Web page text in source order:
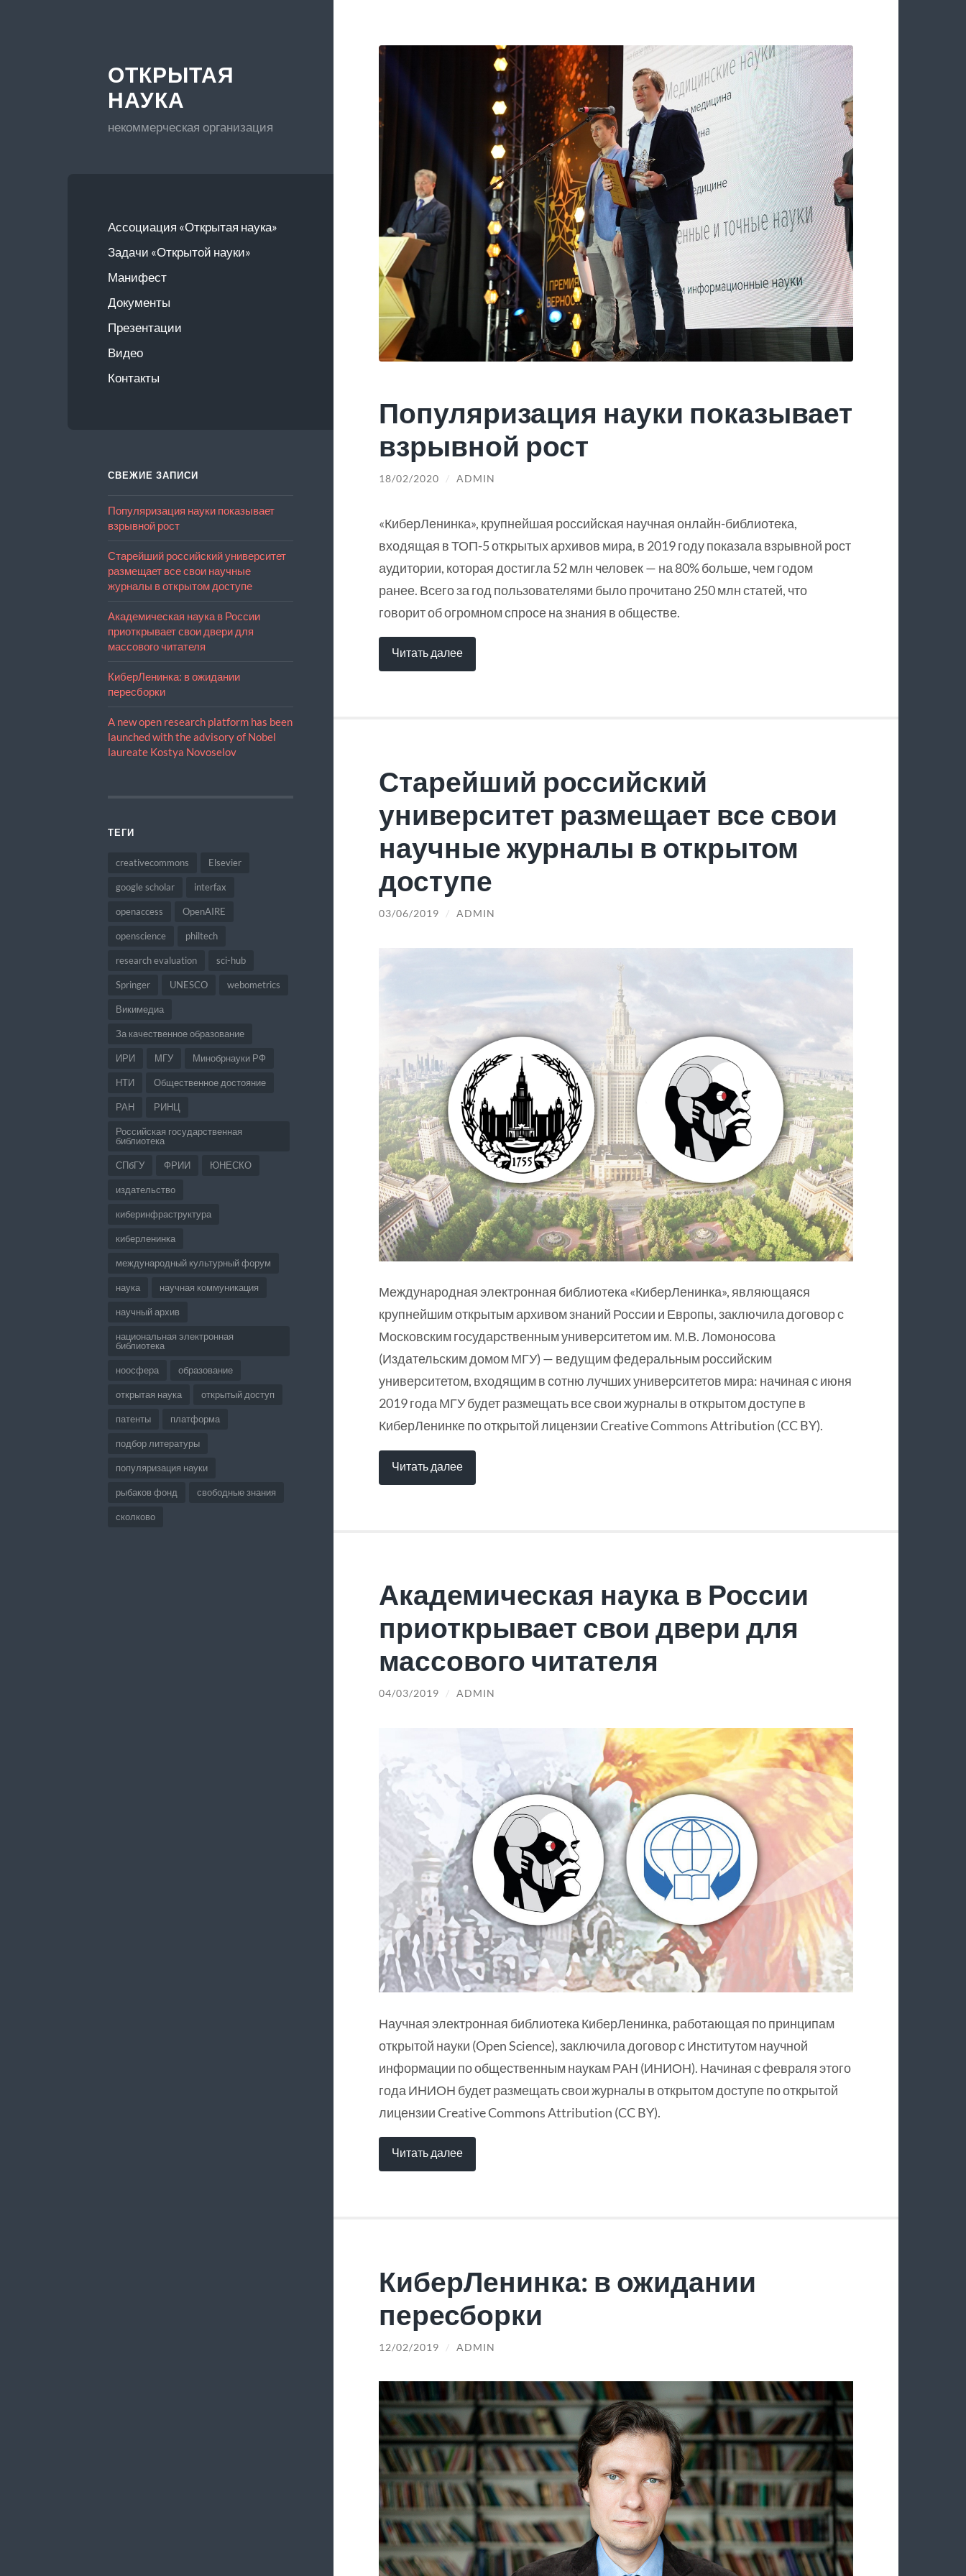
ОТКРЫТАЯ
НАУКА
некоммерческая организация
Ассоциация «Открытая наука»
Задачи «Открытой науки»
Манифест
Документы
Презентации
Видео
Контакты
СВЕЖИЕ ЗАПИСИ
Популяризация науки показывает
взрывной рост
Старейший российский университет
размещает все свои научные
журналы в открытом доступе
Академическая наука в России
приоткрывает свои двери для
массового читателя
КиберЛенинка: в ожидании
пересборки
A new open research platform has been
launched with the advisory of Nobel
laureate Kostya Novoselov
ТЕГИ
creativecommons Elsevier
google scholar interfax
openaccess OpenAIRE
openscience philtech
research evaluation sci-hub
Springer UNESCO webometrics
Викимедиа
За качественное образование
ИРИ МГУ Минобрнауки РФ
НТИ Общественное достояние
РАН РИНЦ
Российская государственная
библиотека
СПбГУ ФРИИ ЮНЕСКО
издательство
киберинфраструктура
киберленинка
международный культурный форум
наука научная коммуникация
научный архив
национальная электронная
библиотека
ноосфера образование
открытая наука открытый доступ
патенты платформа
подбор литературы
популяризация науки
рыбаков фонд свободные знания
сколково
Популяризация науки показывает
взрывной рост
18/02/2020 / ADMIN
«КиберЛенинка», крупнейшая российская научная онлайн-библиотека,
входящая в ТОП-5 открытых архивов мира, в 2019 году показала взрывной рост
аудитории, которая достигла 52 млн человек — на 80% больше, чем годом
ранее. Всего за год пользователями было прочитано 250 млн статей, что
говорит об огромном спросе на знания в обществе.
Читать далее
Старейший российский
университет размещает все свои
научные журналы в открытом
доступе
03/06/2019 / ADMIN
Международная электронная библиотека «КиберЛенинка», являющаяся
крупнейшим открытым архивом знаний России и Европы, заключила договор с
Московским государственным университетом им. М.В. Ломоносова
(Издательским домом МГУ) — ведущим федеральным российским
университетом, входящим в сотню лучших университетов мира: начиная с июня
2019 года МГУ будет размещать все свои журналы в открытом доступе в
КиберЛенинке по открытой лицензии Creative Commons Attribution (CC BY).
Читать далее
Академическая наука в России
приоткрывает свои двери для
массового читателя
04/03/2019 / ADMIN
Научная электронная библиотека КиберЛенинка, работающая по принципам
открытой науки (Open Science), заключила договор с Институтом научной
информации по общественным наукам РАН (ИНИОН). Начиная с февраля этого
года ИНИОН будет размещать свои журналы в открытом доступе по открытой
лицензии Creative Commons Attribution (CC BY).
Читать далее
КиберЛенинка: в ожидании
пересборки
12/02/2019 / ADMIN